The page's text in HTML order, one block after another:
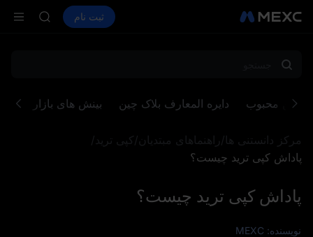
اسپات فیوچرز PLTR ثبت نام
توکن محبوب دایره المعارف بلاک چین بینش های بازار
مرکز دانستنی ها / راهنماهای مبتدیان /کپی ترید/
پاداش کپی ترید چیست؟
پاداش کپی ترید چیست؟
نویسنده: MEXC